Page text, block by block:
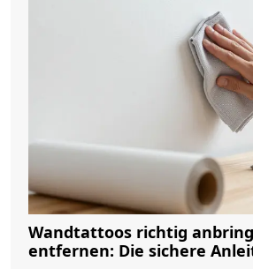
Wandtattoos richtig
entfernen: Die sichere